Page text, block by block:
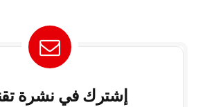
إشترك في نشرة